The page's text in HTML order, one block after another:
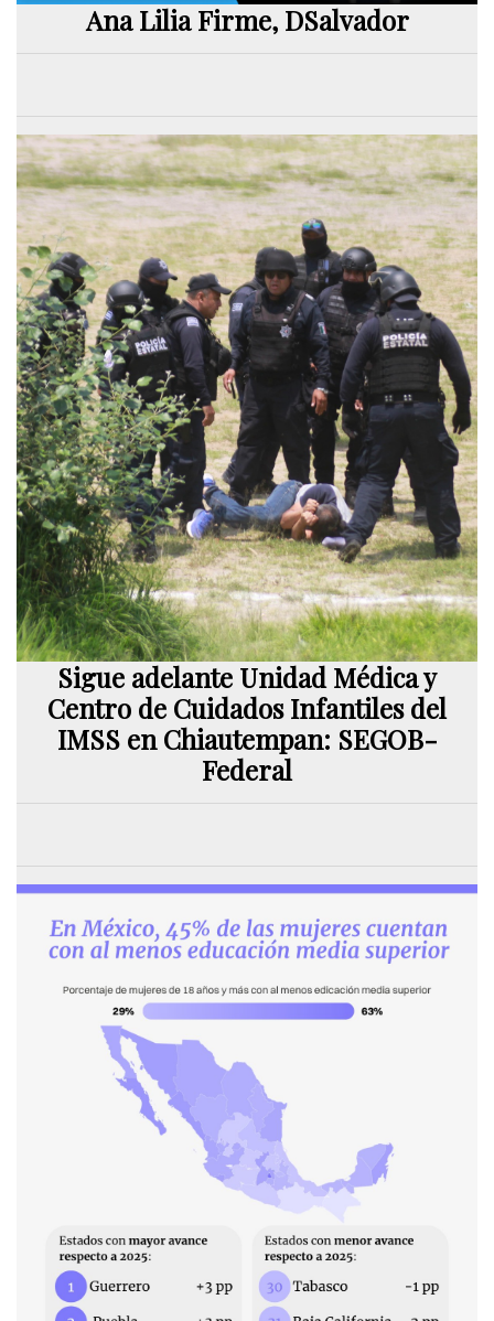
Ana Lilia Firme, DSalvador
Sigue adelante Unidad Médica y
Centro de Cuidados Infantiles del
IMSS en Chiautempan: SEGOB-
Federal